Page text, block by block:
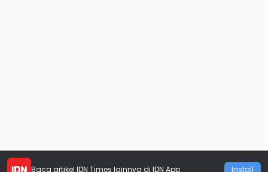
Baca artikel IDN Times lainnya di IDN App Install